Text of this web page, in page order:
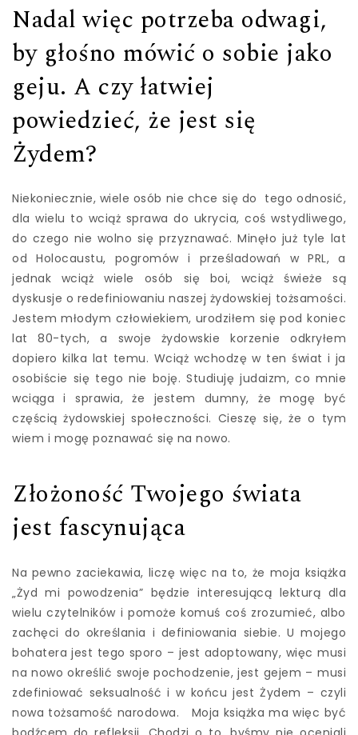
Nadal więc potrzeba odwagi,
by głośno mówić o sobie jako
geju. A czy łatwiej
powiedzieć, że jest się
Żydem?
Niekoniecznie, wiele osób nie chce się do tego odnosić,
dla wielu to wciąż sprawa do ukrycia, coś wstydliwego,
do czego nie wolno się przyznawać. Minęło już tyle lat
od Holocaustu, pogromów i prześladowań w PRL, a
jednak wciąż wiele osób się boi, wciąż świeże są
dyskusje o redefiniowaniu naszej żydowskiej tożsamości.
Jestem młodym człowiekiem, urodziłem się pod koniec
lat 80-tych, a swoje żydowskie korzenie odkryłem
dopiero kilka lat temu. Wciąż wchodzę w ten świat i ja
osobiście się tego nie boję. Studiuję judaizm, co mnie
wciąga i sprawia, że jestem dumny, że mogę być
częścią żydowskiej społeczności. Cieszę się, że o tym
wiem i mogę poznawać się na nowo.
Złożoność Twojego świata
jest fascynująca
Na pewno zaciekawia, liczę więc na to, że moja książka
„Żyd mi powodzenia” będzie interesującą lekturą dla
wielu czytelników i pomoże komuś coś zrozumieć, albo
zachęci do określania i definiowania siebie. U mojego
bohatera jest tego sporo – jest adoptowany, więc musi
na nowo określić swoje pochodzenie, jest gejem – musi
zdefiniować seksualność i w końcu jest Żydem – czyli
nowa tożsamość narodowa. Moja książka ma więc być